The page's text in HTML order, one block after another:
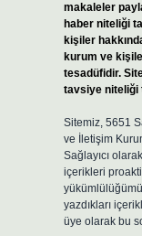
makaleler
haber niteliği
kişiler
kurum ve
tesadüfidir.
tavsiye niteliği
Sitemiz, 5651
ve İletişim
Sağlayıcı
içerikleri
yazdıkları
üye olarak bu